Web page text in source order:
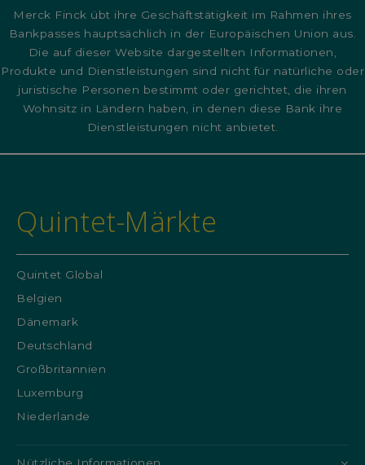
Merck Finck übt ihre Geschäftstätigkeit im Rahmen ihres
Bankpasses hauptsächlich in der Europäischen Union aus.
Die auf dieser Website dargestellten Informationen,
Produkte und Dienstleistungen sind nicht für natürliche oder
juristische Personen bestimmt oder gerichtet, die ihren
Wohnsitz in Ländern haben, in denen diese Bank ihre
Dienstleistungen nicht anbietet.
Quintet-Märkte
Quintet Global
Belgien
Dänemark
Deutschland
Großbritannien
Luxemburg
Niederlande